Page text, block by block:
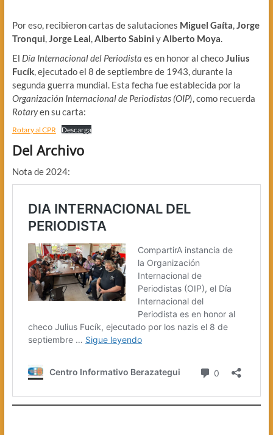
Por eso, recibieron cartas de salutaciones Miguel Gaíta,Jorge
Tronqui,Jorge Leal,Alberto Sabini yAlberto Moya.
El Día Internacional del Periodista es en honor al checoJulius
Fucík, ejecutado el 8 de septiembre de 1943, durante la
segunda guerra mundial. Esta fecha fue establecida por la
Organización Internacional de Periodistas (OIP), como recuerda
Rotaryen su carta:
Rotary al CPR Descarga
Del Archivo
Nota de 2024: